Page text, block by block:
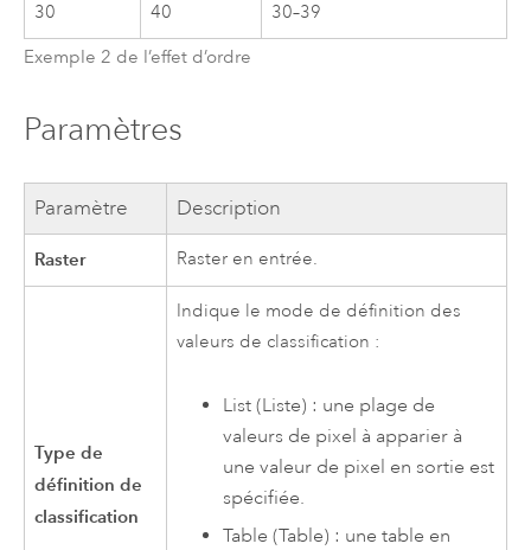
30 40 30–39
Exemple 2 de l’effet d’ordre
Paramètres
Paramètre Description
Raster Raster en entrée.
Type de
définition de
classification
Indique le mode de définition des
valeurs de classification :
List (Liste) : une plage de
valeurs de pixel à apparier à
une valeur de pixel en sortie est
spécifiée.
Table (Table) : une table en